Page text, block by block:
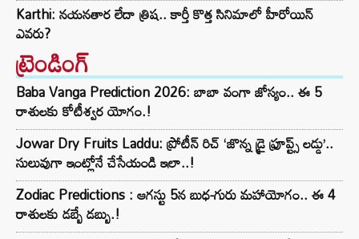
Karthi: నయనతార లేదా త్రిష.. కార్తీ కొత్త సినిమాలో హీరోయిన్
ఎవరు?
ట్రెండింగ్‌
Baba Vanga Prediction 2026: బాబా వంగా జోస్యం.. ఈ 5
రాశులకు కోటీశ్వర యోగం.!
Jowar Dry Fruits Laddu: ప్రోటీన్ రిచ్ ‘జొన్న డ్రై ఫ్రూప్ట్స్ లడ్డు’..
సులువుగా ఇంట్లోనే చేసేయండి ఇలా..!
Zodiac Predictions : ఆగస్టు 5న బుధ-గురు మహాయోగం.. ఈ 4
రాశులకు డబ్బే డబ్బు.!